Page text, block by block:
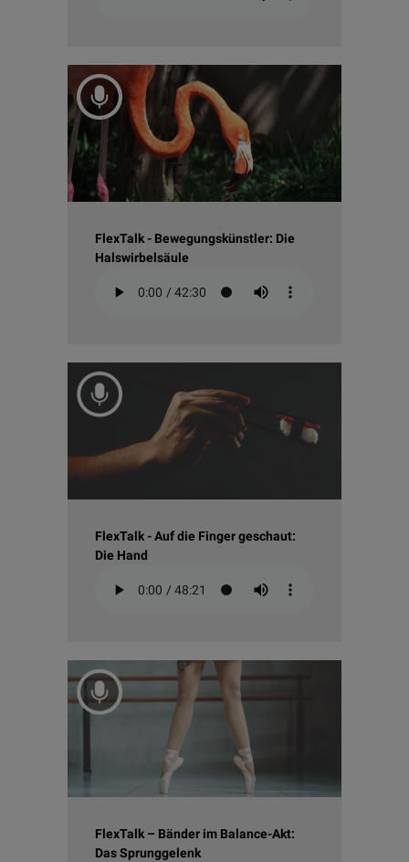
FlexTalk - Bewegungskünstler: Die
Halswirbelsäule
FlexTalk - Auf die Finger geschaut:
Die Hand
FlexTalk – Bänder im Balance-Akt:
Das Sprunggelenk